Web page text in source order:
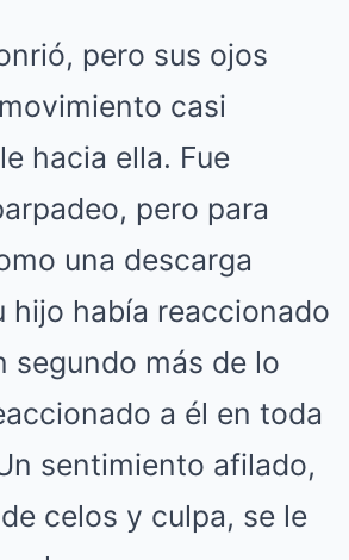
pero sus ojos
casi
hacia ella. Fue
pero para
una descarga
hijo había reaccionado
segundo más de lo
a él en toda
sentimiento afilado,
celos y culpa, se le